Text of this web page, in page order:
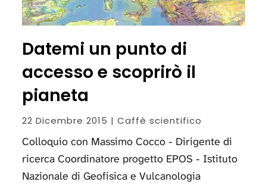
Datemi un punto di
accesso e scoprirò il
pianeta
22 Dicembre 2015 | Caffè scientifico
Colloquio con Massimo Cocco - Dirigente di
ricerca Coordinatore progetto EPOS - Istituto
Nazionale di Geofisica e Vulcanologia